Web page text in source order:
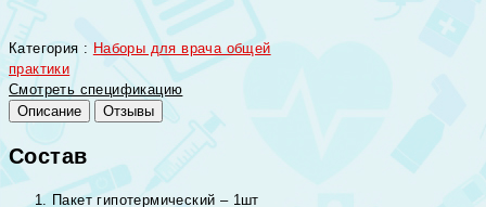
Категория : Наборы для врача общей
практики
Смотреть спецификацию
Описание
Отзывы
Состав
Пакет гипотермический – 1шт